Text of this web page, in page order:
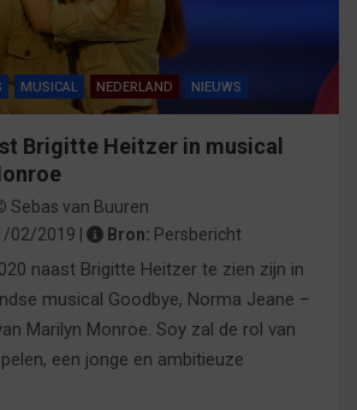
MUSICAL NEDERLAND NIEUWS
Brigitte Heitzer in musical
Sebas van Buuren
02/2019 | Bron: Persbericht
naast Brigitte Heitzer te zien zijn in
musical Goodbye, Norma Jeane –
Marilyn Monroe. Soy zal de rol van
een jonge en ambitieuze